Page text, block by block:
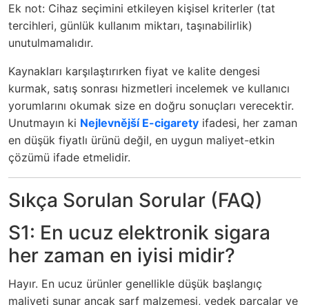
Ek not: Cihaz seçimini etkileyen kişisel kriterler (tat
tercihleri, günlük kullanım miktarı, taşınabilirlik)
unutulmamalıdır.
Kaynakları karşılaştırırken fiyat ve kalite dengesi
kurmak, satış sonrası hizmetleri incelemek ve kullanıcı
yorumlarını okumak size en doğru sonuçları verecektir.
Unutmayın ki Nejlevnější E-cigarety ifadesi, her zaman
en düşük fiyatlı ürünü değil, en uygun maliyet-etkin
çözümü ifade etmelidir.
Sıkça Sorulan Sorular (FAQ)
S1: En ucuz elektronik sigara
her zaman en iyisi midir?
Hayır. En ucuz ürünler genellikle düşük başlangıç
maliyeti sunar ancak sarf malzemesi, yedek parçalar ve